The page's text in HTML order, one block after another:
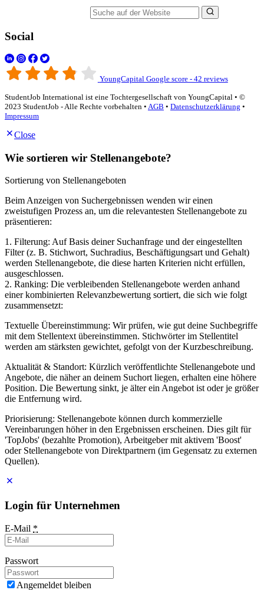
Social
YoungCapital Google score - 42 reviews
StudentJob International ist eine Tochtergesellschaft von YoungCapital • ©
2023 StudentJob - Alle Rechte vorbehalten • AGB • Datenschutzerklärung •
Impressum
Close
Wie sortieren wir Stellenangebote?
Sortierung von Stellenangeboten
Beim Anzeigen von Suchergebnissen wenden wir einen
zweistufigen Prozess an, um die relevantesten Stellenangebote zu
präsentieren:
1. Filterung: Auf Basis deiner Suchanfrage und der eingestellten
Filter (z. B. Stichwort, Suchradius, Beschäftigungsart und Gehalt)
werden Stellenangebote, die diese harten Kriterien nicht erfüllen,
ausgeschlossen.
2. Ranking: Die verbleibenden Stellenangebote werden anhand
einer kombinierten Relevanzbewertung sortiert, die sich wie folgt
zusammensetzt:
Textuelle Übereinstimmung: Wir prüfen, wie gut deine Suchbegriffe
mit dem Stellentext übereinstimmen. Stichwörter im Stellentitel
werden am stärksten gewichtet, gefolgt von der Kurzbeschreibung.
Aktualität & Standort: Kürzlich veröffentlichte Stellenangebote und
Angebote, die näher an deinem Suchort liegen, erhalten eine höhere
Position. Die Bewertung sinkt, je älter ein Angebot ist oder je größer
die Entfernung wird.
Priorisierung: Stellenangebote können durch kommerzielle
Vereinbarungen höher in den Ergebnissen erscheinen. Dies gilt für
'TopJobs' (bezahlte Promotion), Arbeitgeber mit aktivem 'Boost'
oder Stellenangebote von Direktpartnern (im Gegensatz zu externen
Quellen).
Login für Unternehmen
E-Mail *
Passwort
Angemeldet bleiben